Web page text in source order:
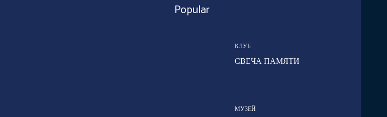
Popular
КЛУБ
СВЕЧА ПАМЯТИ
МУЗЕЙ